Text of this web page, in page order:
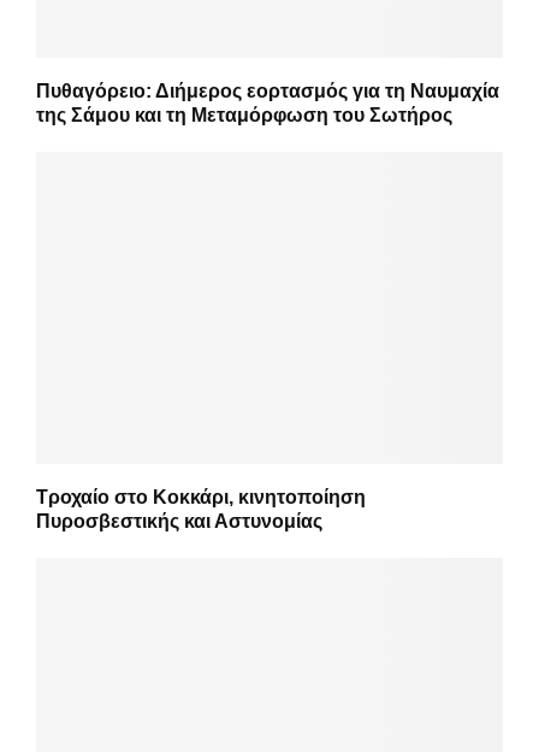
Πυθαγόρειο: Διήμερος εορτασμός για τη Ναυμαχία
της Σάμου και τη Μεταμόρφωση του Σωτήρος
Τροχαίο στο Κοκκάρι, κινητοποίηση
Πυροσβεστικής και Αστυνομίας